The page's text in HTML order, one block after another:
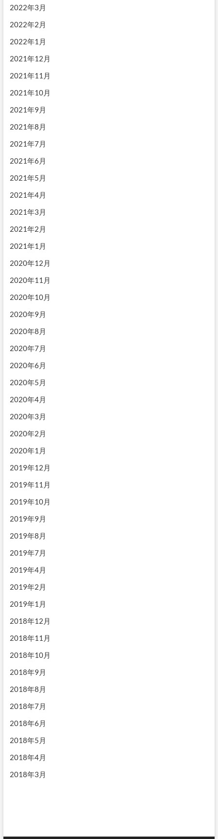
2022年3月
2022年2月
2022年1月
2021年12月
2021年11月
2021年10月
2021年9月
2021年8月
2021年7月
2021年6月
2021年5月
2021年4月
2021年3月
2021年2月
2021年1月
2020年12月
2020年11月
2020年10月
2020年9月
2020年8月
2020年7月
2020年6月
2020年5月
2020年4月
2020年3月
2020年2月
2020年1月
2019年12月
2019年11月
2019年10月
2019年9月
2019年8月
2019年7月
2019年4月
2019年2月
2019年1月
2018年12月
2018年11月
2018年10月
2018年9月
2018年8月
2018年7月
2018年6月
2018年5月
2018年4月
2018年3月